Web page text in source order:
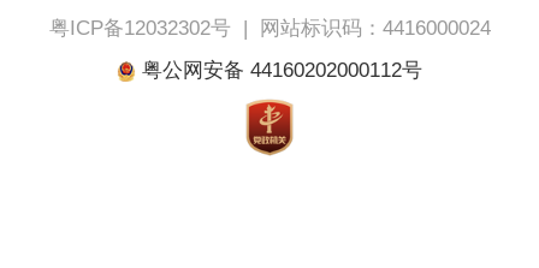
粤ICP备12032302号|
网站标识码：4416000024
粤公网安备 44160202000112号